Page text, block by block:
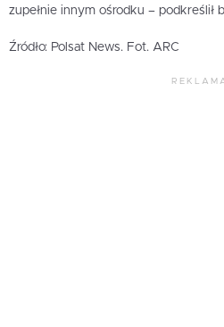
zupełnie innym ośrodku – podkreślił
Źródło: Polsat News. Fot. ARC